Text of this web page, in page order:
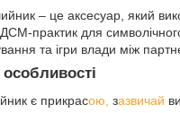
– це аксесуар, який
практик для
та ігри влади між
є прикрасою, зазвичай